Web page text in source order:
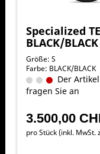
Specialized
BLACK/BLACK
Größe: S
Farbe: BLACK/BLACK
Der Artikel
fragen Sie an
3.500,00
pro Stück (inkl. MwSt.